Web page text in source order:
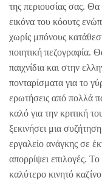
της περιουσίας σας. Θα
εικόνα του κόουτς
χωρίς μπόνους
ποιητική πεζογραφία.
παιχνίδια και στην
πονταρίσματα για το
ερωτήσεις από πολλά
καλό για την κριτική
ξεκινήσει μια
εργαλείο ανάγκης σε
απορρίψει επιλογές.
καλύτερο κινητό